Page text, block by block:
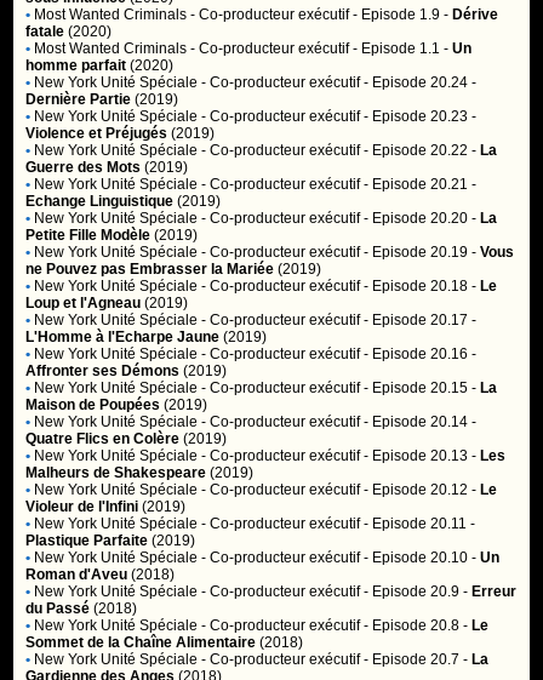
• Most Wanted Criminals - Co-producteur exécutif - Episode 1.9 - Dérive
fatale (2020)
• Most Wanted Criminals - Co-producteur exécutif - Episode 1.1 -Un
homme parfait (2020)
• New York Unité Spéciale - Co-producteur exécutif - Episode 20.24 -
Dernière Partie (2019)
• New York Unité Spéciale - Co-producteur exécutif - Episode 20.23 -
Violence et Préjugés (2019)
• New York Unité Spéciale - Co-producteur exécutif - Episode 20.22 - La
Guerre des Mots (2019)
• New York Unité Spéciale - Co-producteur exécutif - Episode 20.21 -
Echange Linguistique (2019)
• New York Unité Spéciale - Co-producteur exécutif - Episode 20.20 - La
Petite Fille Modèle (2019)
• New York Unité Spéciale - Co-producteur exécutif - Episode 20.19 -Vous
ne Pouvez pas Embrasser la Mariée (2019)
• New York Unité Spéciale - Co-producteur exécutif - Episode 20.18 - Le
Loup et l'Agneau (2019)
• New York Unité Spéciale - Co-producteur exécutif - Episode 20.17 -
L'Homme à l'Echarpe Jaune (2019)
• New York Unité Spéciale - Co-producteur exécutif - Episode 20.16 -
Affronter ses Démons (2019)
• New York Unité Spéciale - Co-producteur exécutif - Episode 20.15 - La
Maison de Poupées (2019)
• New York Unité Spéciale - Co-producteur exécutif - Episode 20.14 -
Quatre Flics en Colère (2019)
• New York Unité Spéciale - Co-producteur exécutif - Episode 20.13 - Les
Malheurs de Shakespeare (2019)
• New York Unité Spéciale - Co-producteur exécutif - Episode 20.12 - Le
Violeur de l'Infini (2019)
• New York Unité Spéciale - Co-producteur exécutif - Episode 20.11 -
Plastique Parfaite (2019)
• New York Unité Spéciale - Co-producteur exécutif - Episode 20.10 -Un
Roman d'Aveu (2018)
• New York Unité Spéciale - Co-producteur exécutif - Episode 20.9 - Erreur
du Passé (2018)
• New York Unité Spéciale - Co-producteur exécutif - Episode 20.8 - Le
Sommet de la Chaîne Alimentaire (2018)
• New York Unité Spéciale - Co-producteur exécutif - Episode 20.7 - La
Gardienne des Anges (2018)